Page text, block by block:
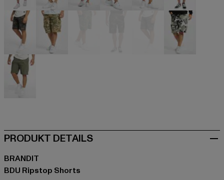
schwarzblau camouflagecamouflage
camouflage
PRODUKT DETAILS
BRANDIT
BDU Ripstop Shorts